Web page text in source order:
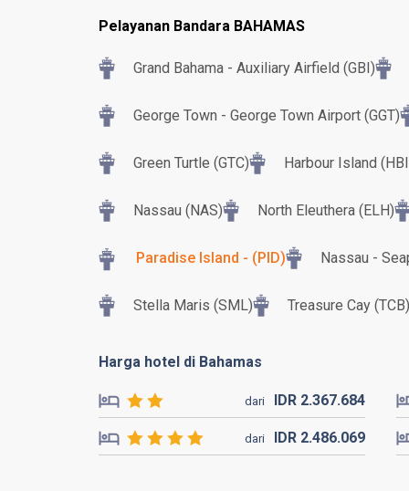
Pelayanan Bandara BAHAMAS
Grand Bahama - Auxiliary Airfield (GBI)
George Town - George Town Airport (GGT)
Green Turtle (GTC) Harbour Island
Nassau (NAS) North Eleuthera (ELH)
Paradise Island - (PID) Nassau -
Stella Maris (SML) Treasure Cay (TCB)
Harga hotel di Bahamas
dari IDR 2.367.684
dari IDR 2.486.069